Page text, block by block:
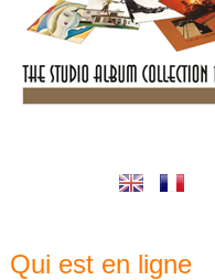
Qui est en ligne